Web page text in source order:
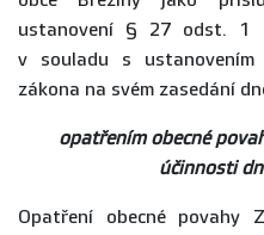
ustanovení § 27 odst. 1
v souladu s
zákona na svém zasedání
opatřením obecné
účinnosti
Opatření obecné povahy